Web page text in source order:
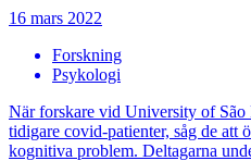
16 mars 2022
Forskning
Psykologi
När forskare vid University of
tidigare covid-patienter, såg de att
kognitiva problem. Deltagarna